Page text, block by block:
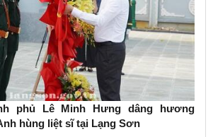
phủ Lê Minh Hưng dâng hương
hùng liệt sĩ tại Lạng Sơn